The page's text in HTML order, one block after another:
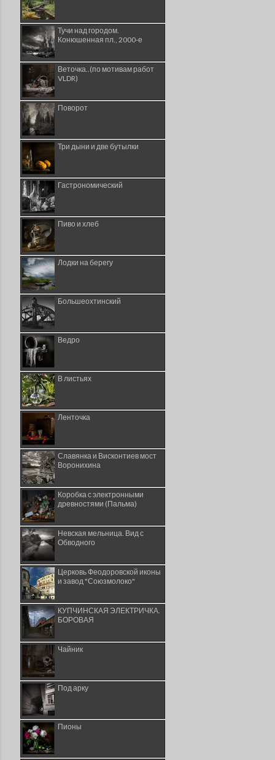
Тучи над городом.
Конюшенная пл., 2000-е
Веточка..(по мотивам работ
VLDR)
Поворот
Три дыни и две бутылки
Гастрономический
Пиво и хлеб
Лодки на берегу
Большеохтинский
Ведро
В листьях
Ленточка
Славянка и Висконтиев мост
Воронихина
Коробка с электронными
древностями (Пальма)
Невская мельница. Вид с
Обводного
Церковь Феодоровской иконы
и завод "Союзмолоко"
КУПЧИНСКАЯ ЭЛЕКТРИЧКА.
БОРОВАЯ
Чайник
Под арку
Пионы